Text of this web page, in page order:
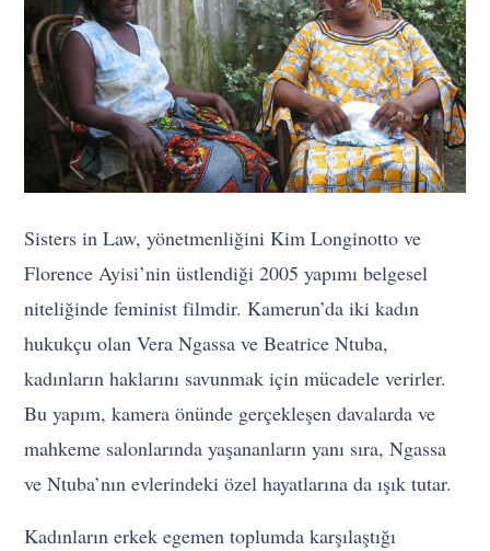
Sisters in Law, yönetmenliğini Kim Longinotto ve
Florence Ayisi’nin üstlendiği 2005 yapımı belgesel
niteliğinde feminist filmdir. Kamerun’da iki kadın
hukukçu olan Vera Ngassa ve Beatrice Ntuba,
kadınların haklarını savunmak için mücadele verirler.
Bu yapım, kamera önünde gerçekleşen davalarda ve
mahkeme salonlarında yaşananların yanı sıra, Ngassa
ve Ntuba’nın evlerindeki özel hayatlarına da ışık tutar.
Kadınların erkek egemen toplumda karşılaştığı